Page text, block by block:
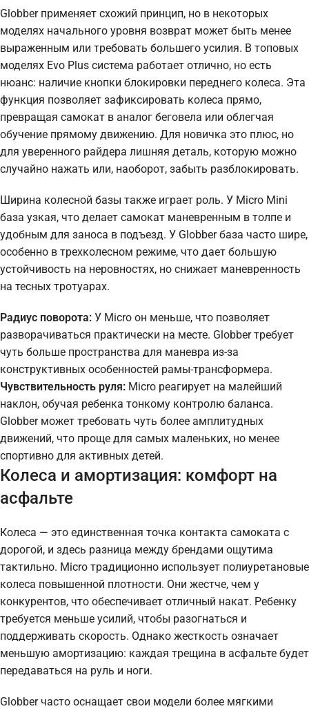
Globber применяет схожий принцип, но в некоторых
моделях начального уровня возврат может быть менее
выраженным или требовать большего усилия. В топовых
моделях Evo Plus система работает отлично, но есть
нюанс: наличие кнопки блокировки переднего колеса. Эта
функция позволяет зафиксировать колеса прямо,
превращая самокат в аналог беговела или облегчая
обучение прямому движению. Для новичка это плюс, но
для уверенного райдера лишняя деталь, которую можно
случайно нажать или, наоборот, забыть разблокировать.
Ширина колесной базы также играет роль. У Micro Mini
база узкая, что делает самокат маневренным в толпе и
удобным для заноса в подъезд. У Globber база часто шире,
особенно в трехколесном режиме, что дает большую
устойчивость на неровностях, но снижает маневренность
на тесных тротуарах.
Радиус поворота: У Micro он меньше, что позволяет
разворачиваться практически на месте. Globber требует
чуть больше пространства для маневра из-за
конструктивных особенностей рамы-трансформера.
Чувствительность руля: Micro реагирует на малейший
наклон, обучая ребенка тонкому контролю баланса.
Globber может требовать чуть более амплитудных
движений, что проще для самых маленьких, но менее
спортивно для активных детей.
Колеса и амортизация: комфорт на
асфальте
Колеса — это единственная точка контакта самоката с
дорогой, и здесь разница между брендами ощутима
тактильно. Micro традиционно использует полиуретановые
колеса повышенной плотности. Они жестче, чем у
конкурентов, что обеспечивает отличный накат. Ребенку
требуется меньше усилий, чтобы разогнаться и
поддерживать скорость. Однако жесткость означает
меньшую амортизацию: каждая трещина в асфальте будет
передаваться на руль и ноги.
Globber часто оснащает свои модели более мягкими